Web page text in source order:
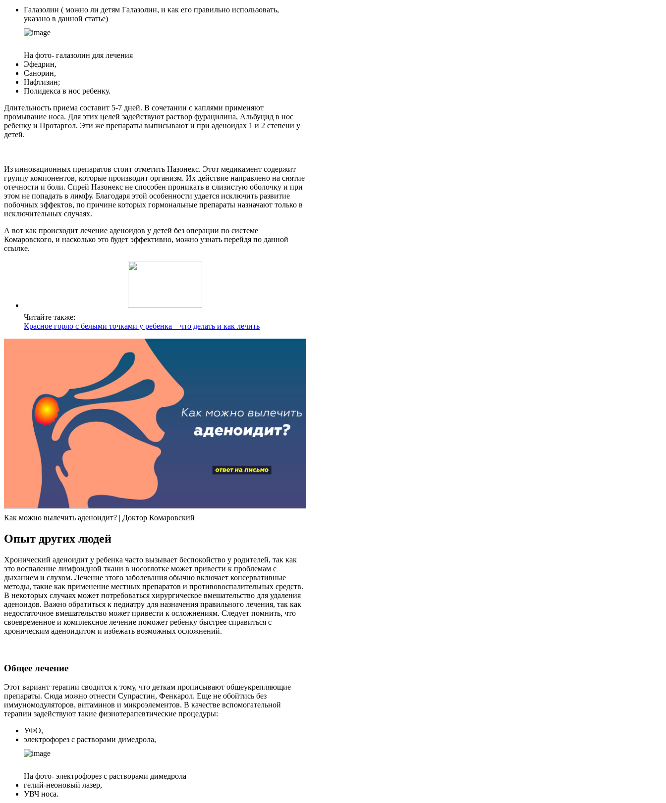
Галазолин ( можно ли детям Галазолин, и как его правильно использовать,
указано в данной статье)
На фото- галазолин для лечения
Эфедрин,
Санорин,
Нафтизин;
Полидекса в нос ребенку.
Длительность приема составит 5-7 дней. В сочетании с каплями применяют
промывание носа. Для этих целей задействуют раствор фурацилина, Альбуцид в нос
ребенку и Протаргол. Эти же препараты выписывают и при аденоидах 1 и 2 степени у
детей.
Из инновационных препаратов стоит отметить Назонекс. Этот медикамент содержит
группу компонентов, которые производит организм. Их действие направлено на снятие
отечности и боли. Спрей Назонекс не способен проникать в слизистую оболочку и при
этом не попадать в лимфу. Благодаря этой особенности удается исключить развитие
побочных эффектов, по причине которых гормональные препараты назначают только в
исключительных случаях.
А вот как происходит лечение аденоидов у детей без операции по системе
Комаровского, и насколько это будет эффективно, можно узнать перейдя по данной
ссылке.
Читайте также:
Красное горло с белыми точками у ребенка – что делать и как лечить
Как можно вылечить аденоидит? | Доктор Комаровский
Опыт других людей
Хронический аденоидит у ребенка часто вызывает беспокойство у родителей, так как
это воспаление лимфоидной ткани в носоглотке может привести к проблемам с
дыханием и слухом. Лечение этого заболевания обычно включает консервативные
методы, такие как применение местных препаратов и противовоспалительных средств.
В некоторых случаях может потребоваться хирургическое вмешательство для удаления
аденоидов. Важно обратиться к педиатру для назначения правильного лечения, так как
недостаточное вмешательство может привести к осложнениям. Следует помнить, что
своевременное и комплексное лечение поможет ребенку быстрее справиться с
хроническим аденоидитом и избежать возможных осложнений.
Общее лечение
Этот вариант терапии сводится к тому, что деткам прописывают общеукрепляющие
препараты. Сюда можно отнести Супрастин, Фенкарол. Еще не обойтись без
иммуномодуляторов, витаминов и микроэлементов. В качестве вспомогательной
терапии задействуют такие физиотерапевтические процедуры:
УФО,
электрофорез с растворами димедрола,
На фото- электрофорез с растворами димедрола
гелий-неоновый лазер,
УВЧ носа.